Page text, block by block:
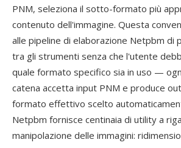
PNM, seleziona il sotto-formato più
contenuto dell'immagine. Questa
alle pipeline di elaborazione Netpbm di
tra gli strumenti senza che l'utente
quale formato specifico sia in uso —
catena accetta input PNM e produce
formato effettivo scelto
Netpbm fornisce centinaia di utility a
manipolazione delle immagini: